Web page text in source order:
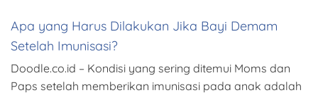
Apa yang Harus Dilakukan Jika Bayi Demam
Setelah Imunisasi?
Doodle.co.id – Kondisi yang sering ditemui Moms dan
Paps setelah memberikan imunisasi pada anak adalah